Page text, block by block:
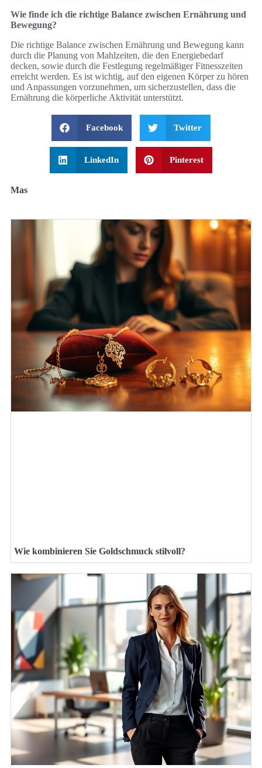
Wie finde ich die richtige Balance zwischen Ernährung und
Bewegung?
Die richtige Balance zwischen Ernährung und Bewegung kann
durch die Planung von Mahlzeiten, die den Energiebedarf
decken, sowie durch die Festlegung regelmäßiger Fitnesszeiten
erreicht werden. Es ist wichtig, auf den eigenen Körper zu hören
und Anpassungen vorzunehmen, um sicherzustellen, dass die
Ernährung die körperliche Aktivität unterstützt.
Facebook Twitter
LinkedIn Pinterest
Mas
Wie kombinieren Sie Goldschmuck stilvoll?